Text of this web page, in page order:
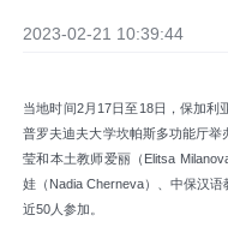
2023-02-21 10:39:44
当地时间2月17日至18日，保加利
普罗夫迪夫大学坎帕斯多功能厅
莹和本土教师爱丽（Elitsa
娃（Nadia Cherneva）、中保汉
近50人参加。